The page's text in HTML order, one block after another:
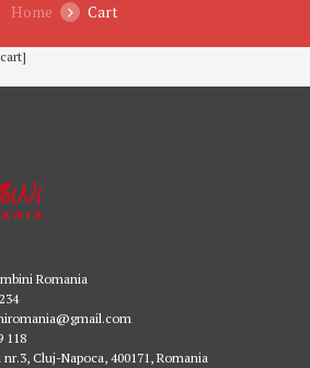
Home Cart
Romania
118
Cluj-Napoca, 400171, Romania